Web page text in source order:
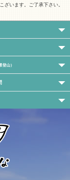
います。ご了承下さい。
登山）